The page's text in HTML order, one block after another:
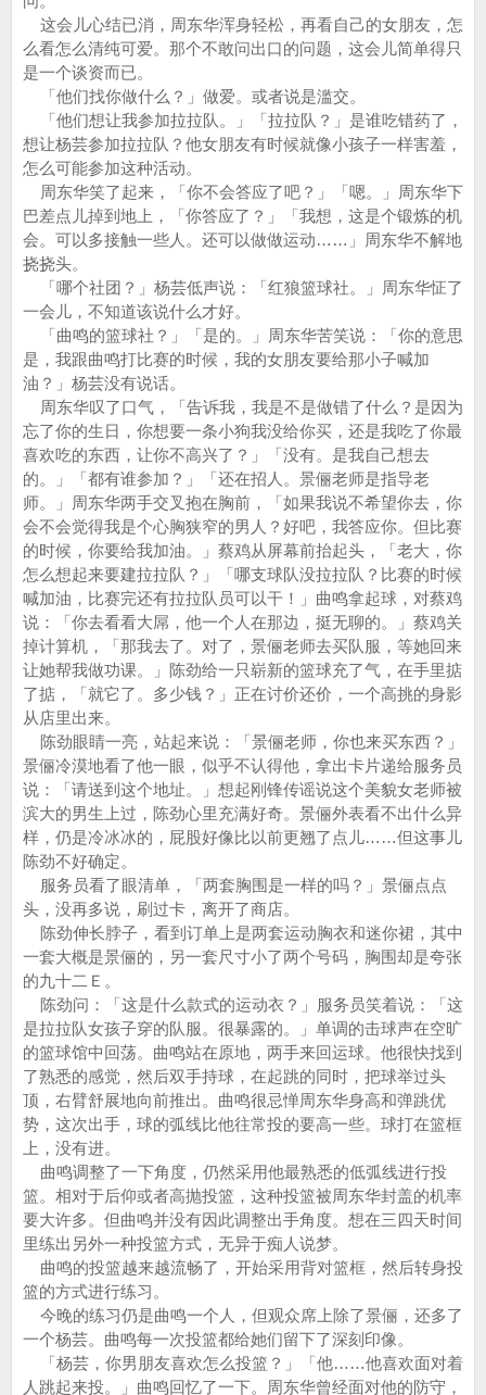
这会儿心结已消，周东华浑身轻松，再看自己的女朋友，怎
么看怎么清纯可爱。那个不敢问出口的问题，这会儿简单得只
是一个谈资而已。
「他们找你做什么？」做爱。或者说是滥交。
「他们想让我参加拉拉队。」「拉拉队？」是谁吃错药了，
想让杨芸参加拉拉队？他女朋友有时候就像小孩子一样害羞，
怎么可能参加这种活动。
周东华笑了起来，「你不会答应了吧？」「嗯。」周东华下
巴差点儿掉到地上，「你答应了？」「我想，这是个锻炼的机
会。可以多接触一些人。还可以做做运动……」周东华不解地
挠挠头。
「哪个社团？」杨芸低声说：「红狼篮球社。」周东华怔了
一会儿，不知道该说什么才好。
「曲鸣的篮球社？」「是的。」周东华苦笑说：「你的意思
是，我跟曲鸣打比赛的时候，我的女朋友要给那小子喊加
油？」杨芸没有说话。
周东华叹了口气，「告诉我，我是不是做错了什么？是因为
忘了你的生日，你想要一条小狗我没给你买，还是我吃了你最
喜欢吃的东西，让你不高兴了？」「没有。是我自己想去
的。」「都有谁参加？」「还在招人。景俪老师是指导老
师。」周东华两手交叉抱在胸前，「如果我说不希望你去，你
会不会觉得我是个心胸狭窄的男人？好吧，我答应你。但比赛
的时候，你要给我加油。」蔡鸡从屏幕前抬起头，「老大，你
怎么想起来要建拉拉队？」「哪支球队没拉拉队？比赛的时候
喊加油，比赛完还有拉拉队员可以干！」曲鸣拿起球，对蔡鸡
说：「你去看看大屌，他一个人在那边，挺无聊的。」蔡鸡关
掉计算机，「那我去了。对了，景俪老师去买队服，等她回来
让她帮我做功课。」陈劲给一只崭新的篮球充了气，在手里掂
了掂，「就它了。多少钱？」正在讨价还价，一个高挑的身影
从店里出来。
陈劲眼睛一亮，站起来说：「景俪老师，你也来买东西？」
景俪冷漠地看了他一眼，似乎不认得他，拿出卡片递给服务员
说：「请送到这个地址。」想起刚锋传谣说这个美貌女老师被
滨大的男生上过，陈劲心里充满好奇。景俪外表看不出什么异
样，仍是冷冰冰的，屁股好像比以前更翘了点儿……但这事儿
陈劲不好确定。
服务员看了眼清单，「两套胸围是一样的吗？」景俪点点
头，没再多说，刷过卡，离开了商店。
陈劲伸长脖子，看到订单上是两套运动胸衣和迷你裙，其中
一套大概是景俪的，另一套尺寸小了两个号码，胸围却是夸张
的九十二Ｅ。
陈劲问：「这是什么款式的运动衣？」服务员笑着说：「这
是拉拉队女孩子穿的队服。很暴露的。」单调的击球声在空旷
的篮球馆中回荡。曲鸣站在原地，两手来回运球。他很快找到
了熟悉的感觉，然后双手持球，在起跳的同时，把球举过头
顶，右臂舒展地向前推出。曲鸣很忌惮周东华身高和弹跳优
势，这次出手，球的弧线比他往常投的要高一些。球打在篮框
上，没有进。
曲鸣调整了一下角度，仍然采用他最熟悉的低弧线进行投
篮。相对于后仰或者高抛投篮，这种投篮被周东华封盖的机率
要大许多。但曲鸣并没有因此调整出手角度。想在三四天时间
里练出另外一种投篮方式，无异于痴人说梦。
曲鸣的投篮越来越流畅了，开始采用背对篮框，然后转身投
篮的方式进行练习。
今晚的练习仍是曲鸣一个人，但观众席上除了景俪，还多了
一个杨芸。曲鸣每一次投篮都给她们留下了深刻印像。
「杨芸，你男朋友喜欢怎么投篮？」「他……他喜欢面对着
人跳起来投。」曲鸣回忆了一下。周东华曾经面对他的防守，